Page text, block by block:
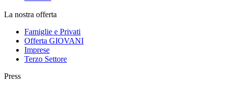
La nostra offerta
Famiglie e Privati
Offerta GIOVANI
Imprese
Terzo Settore
Press